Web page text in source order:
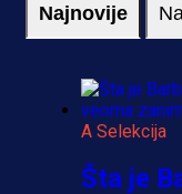
Najnovije
A Selekcija
Šta je